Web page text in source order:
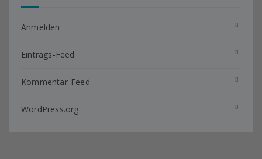
Anmelden
Eintrags-Feed
Kommentar-Feed
WordPress.org